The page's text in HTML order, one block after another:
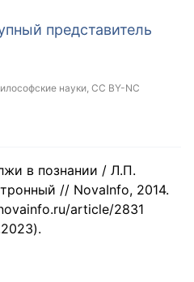
представитель
науки, CC BY-NC
в познании / Л.П.
// NovaInfo, 2014.
article/2831